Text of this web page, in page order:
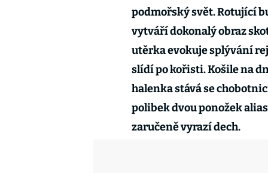
podmořský svět. Rotující
vytváří dokonalý obraz
utěrka evokuje splývání
slídí po kořisti. Košile na
halenka stává se
polibek dvou ponožek
zaručeně vyrazí dech.